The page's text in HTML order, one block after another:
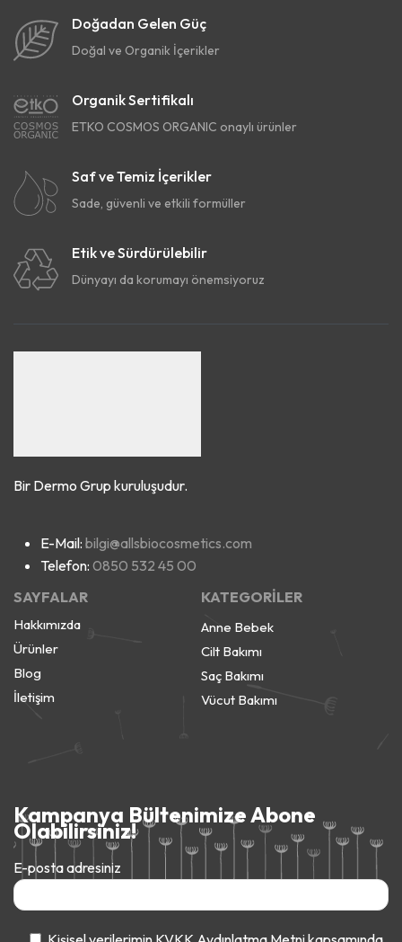
Doğadan Gelen Güç
Doğal ve Organik İçerikler
Organik Sertifikalı
ETKO COSMOS ORGANIC onaylı ürünler
Saf ve Temiz İçerikler
Sade, güvenli ve etkili formüller
Etik ve Sürdürülebilir
Dünyayı da korumayı önemsiyoruz
Bir Dermo Grup kuruluşudur.
E-Mail: bilgi@allsbiocosmetics.com
Telefon: 0850 532 45 00
SAYFALAR
Hakkımızda
Ürünler
Blog
İletişim
KATEGORİLER
Anne Bebek
Cilt Bakımı
Saç Bakımı
Vücut Bakımı
Kampanya Bültenimize Abone
Olabilirsiniz!
E-posta adresiniz